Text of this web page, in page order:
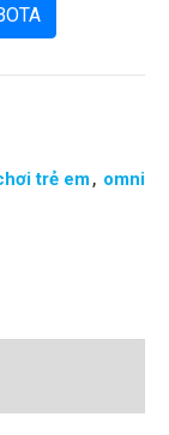
trẻ em, omni